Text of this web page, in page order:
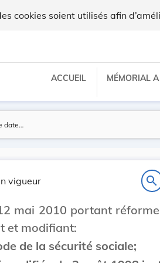
cookies soient utilisés afin
ACCUEIL MÉMORIAL A
vigueur search
mai 2010 portant
et modifiant:
de la sécurité sociale;